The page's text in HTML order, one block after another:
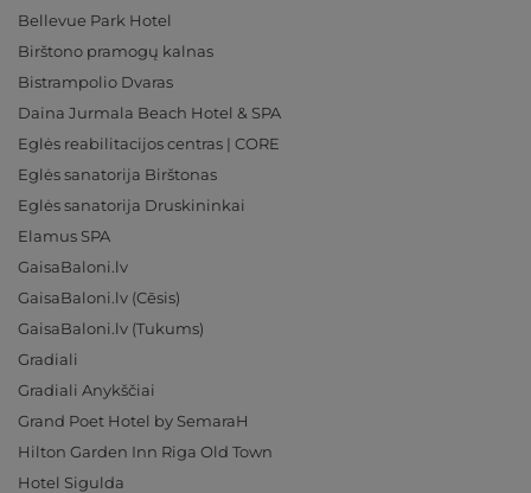
Bellevue Park Hotel
Birštono pramogų kalnas
Bistrampolio Dvaras
Daina Jurmala Beach Hotel & SPA
Eglės reabilitacijos centras | CORE
Eglės sanatorija Birštonas
Eglės sanatorija Druskininkai
Elamus SPA
GaisaBaloni.lv
GaisaBaloni.lv (Cēsis)
GaisaBaloni.lv (Tukums)
Gradiali
Gradiali Anykščiai
Grand Poet Hotel by SemaraH
Hilton Garden Inn Riga Old Town
Hotel Sigulda